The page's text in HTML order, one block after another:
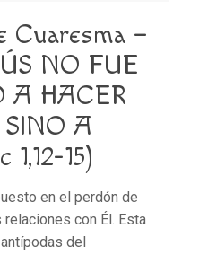
Cuaresma –
NO FUE
A HACER
A
15)
en el perdón de
con Él. Esta
del